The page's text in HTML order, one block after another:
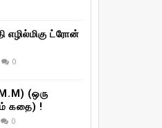
எழில்மிகு ட்ரோன்
0
(ஒரு
கதை) !
0